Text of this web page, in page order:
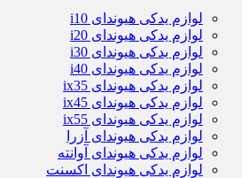
لوازم یدکی هیوندای i10
لوازم یدکی هیوندای i20
لوازم یدکی هیوندای i30
لوازم یدکی هیوندای i40
لوازم یدکی هیوندای ix35
لوازم یدکی هیوندای ix45
لوازم یدکی هیوندای ix55
لوازم یدکی هیوندای آزرا
لوازم یدکی هیوندای آوانته
لوازم یدکی هیوندای اکسنت